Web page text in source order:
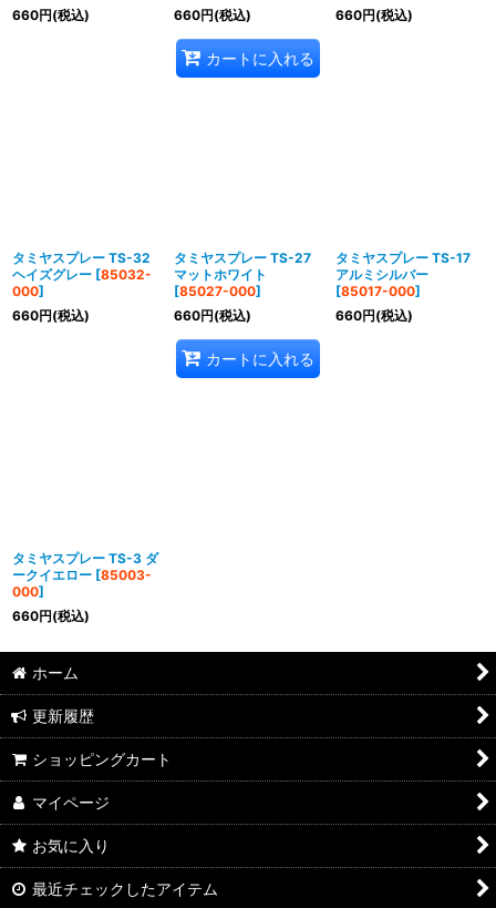
660円(税込)
660円(税込)
カートに入れる
660円(税込)
タミヤスプレー TS-32
ヘイズグレー [85032-
000]
660円(税込)
タミヤスプレー TS-27
マットホワイト
[85027-000]
660円(税込)
カートに入れる
タミヤスプレー TS-17
アルミシルバー
[85017-000]
660円(税込)
タミヤスプレー TS-3 ダ
ークイエロー [85003-
000]
660円(税込)
ホーム
更新履歴
ショッピングカート
マイページ
お気に入り
最近チェックしたアイテム